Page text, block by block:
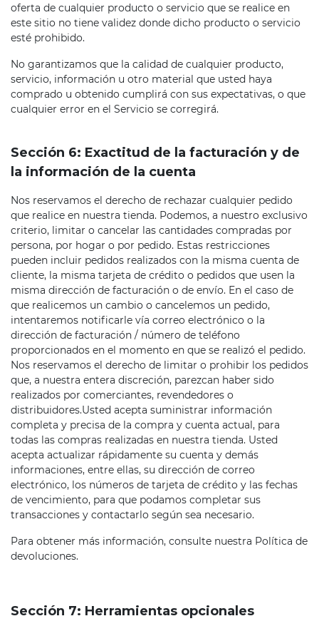
oferta de cualquier producto o servicio que se realice en
este sitio no tiene validez donde dicho producto o servicio
esté prohibido.
No garantizamos que la calidad de cualquier producto,
servicio, información u otro material que usted haya
comprado u obtenido cumplirá con sus expectativas, o que
cualquier error en el Servicio se corregirá.
Sección 6: Exactitud de la facturación y de
la información de la cuenta
Nos reservamos el derecho de rechazar cualquier pedido
que realice en nuestra tienda. Podemos, a nuestro exclusivo
criterio, limitar o cancelar las cantidades compradas por
persona, por hogar o por pedido. Estas restricciones
pueden incluir pedidos realizados con la misma cuenta de
cliente, la misma tarjeta de crédito o pedidos que usen la
misma dirección de facturación o de envío. En el caso de
que realicemos un cambio o cancelemos un pedido,
intentaremos notificarle vía correo electrónico o la
dirección de facturación / número de teléfono
proporcionados en el momento en que se realizó el pedido.
Nos reservamos el derecho de limitar o prohibir los pedidos
que, a nuestra entera discreción, parezcan haber sido
realizados por comerciantes, revendedores o
distribuidores.Usted acepta suministrar información
completa y precisa de la compra y cuenta actual, para
todas las compras realizadas en nuestra tienda. Usted
acepta actualizar rápidamente su cuenta y demás
informaciones, entre ellas, su dirección de correo
electrónico, los números de tarjeta de crédito y las fechas
de vencimiento, para que podamos completar sus
transacciones y contactarlo según sea necesario.
Para obtener más información, consulte nuestra Política de
devoluciones.
Sección 7: Herramientas opcionales